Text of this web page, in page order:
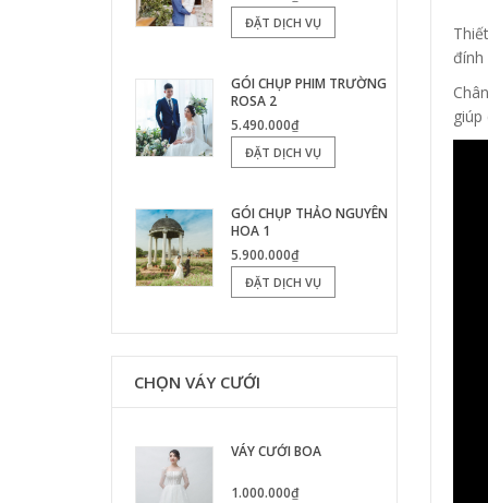
ĐẶT DỊCH VỤ
GÓI CHỤP PHIM TRƯỜNG
ROSA 2
5.490.000₫
ĐẶT DỊCH VỤ
GÓI CHỤP THẢO NGUYÊN
HOA 1
5.900.000₫
ĐẶT DỊCH VỤ
CHỌN VÁY CƯỚI
VÁY CƯỚI BOA
1.000.000₫
đính